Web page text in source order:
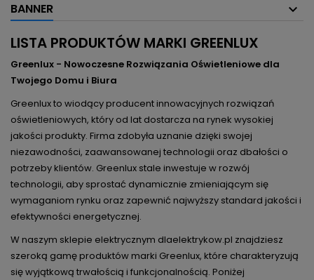
BANNER
LISTA PRODUKTÓW MARKI GREENLUX
Greenlux - Nowoczesne Rozwiązania Oświetleniowe dla
Twojego Domu i Biura
Greenlux to wiodący producent innowacyjnych rozwiązań
oświetleniowych, który od lat dostarcza na rynek wysokiej
jakości produkty. Firma zdobyła uznanie dzięki swojej
niezawodności, zaawansowanej technologii oraz dbałości o
potrzeby klientów. Greenlux stale inwestuje w rozwój
technologii, aby sprostać dynamicznie zmieniającym się
wymaganiom rynku oraz zapewnić najwyższy standard jakości i
efektywności energetycznej.
W naszym sklepie elektrycznym dlaelektrykow.pl znajdziesz
szeroką gamę produktów marki Greenlux, które charakteryzują
się wyjątkową trwałością i funkcjonalnością. Poniżej